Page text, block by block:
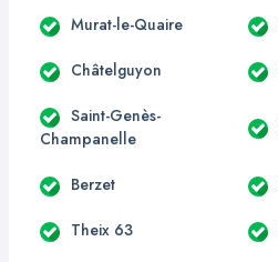
Murat-le-Quaire
Châtelguyon
Saint-Genès-
Champanelle
Berzet
Theix 63